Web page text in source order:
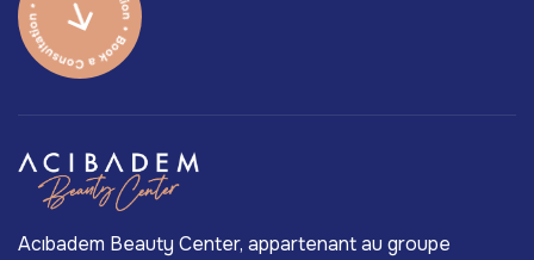
Acıbadem Beauty Center, appartenant au groupe